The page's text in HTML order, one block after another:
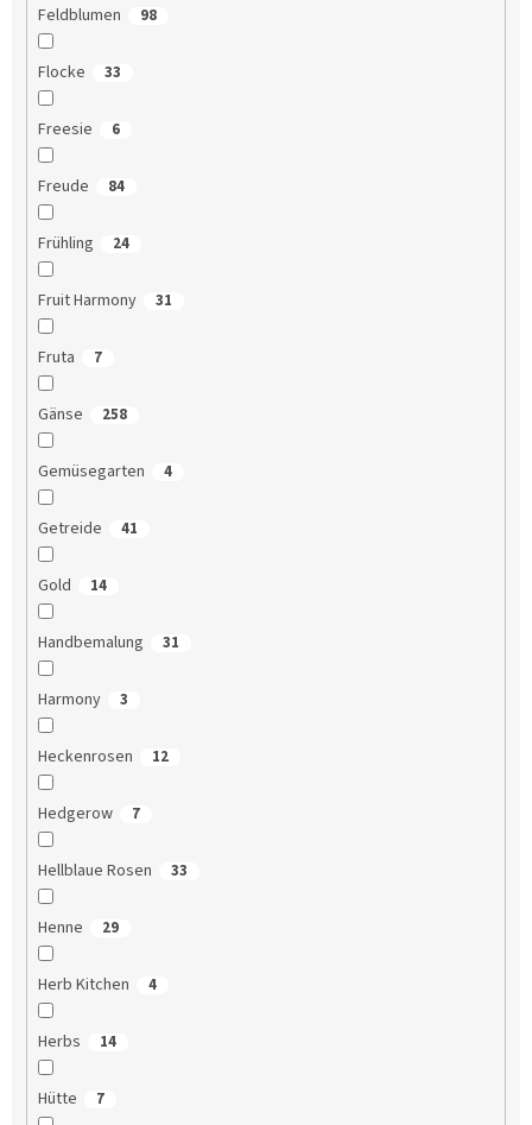
Feldblumen 98
Flocke 33
Freesie 6
Freude 84
Frühling 24
Fruit Harmony 31
Fruta 7
Gänse 258
Gemüsegarten 4
Getreide 41
Gold 14
Handbemalung 31
Harmony 3
Heckenrosen 12
Hedgerow 7
Hellblaue Rosen 33
Henne 29
Herb Kitchen 4
Herbs 14
Hütte 7